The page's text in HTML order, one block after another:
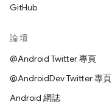
GitHub
論壇
@Android Twitter 專頁
@AndroidDev Twitter 專頁
Android 網誌